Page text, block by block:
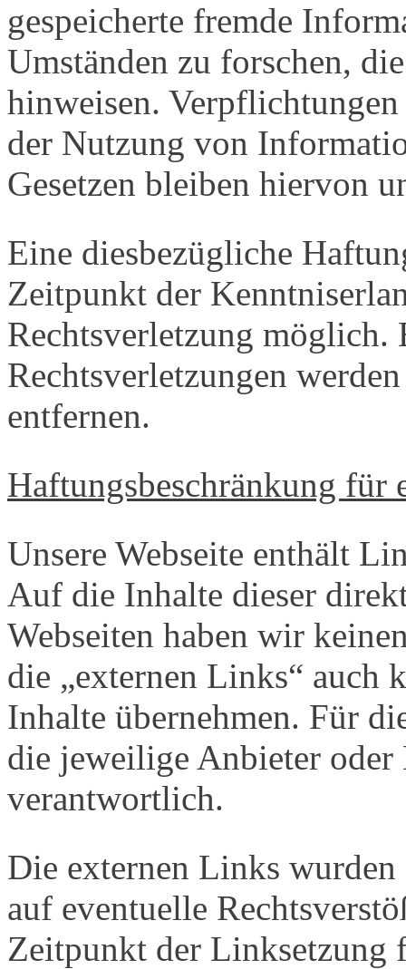
gespeicherte fremde
Umständen zu forschen,
hinweisen.
der Nutzung von
Gesetzen bleiben hiervon
Eine diesbezügliche
Zeitpunkt der
Rechtsverletzung möglich.
Rechtsverletzungen
entfernen.
Haftungsbeschränkung für
Unsere Webseite enthält
Auf die Inhalte dieser
Webseiten haben wir
die „externen Links“ auch
Inhalte übernehmen. Für
die jeweilige Anbieter oder
verantwortlich.
Die externen Links
auf eventuelle
Zeitpunkt der Linksetzung